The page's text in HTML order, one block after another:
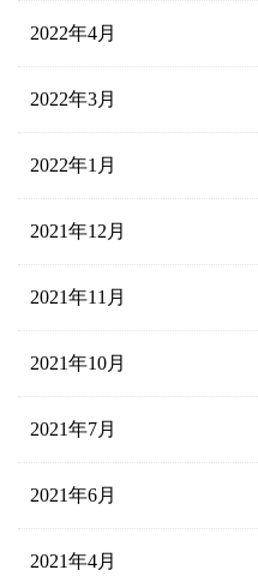
2022年4月
2022年3月
2022年1月
2021年12月
2021年11月
2021年10月
2021年7月
2021年6月
2021年4月